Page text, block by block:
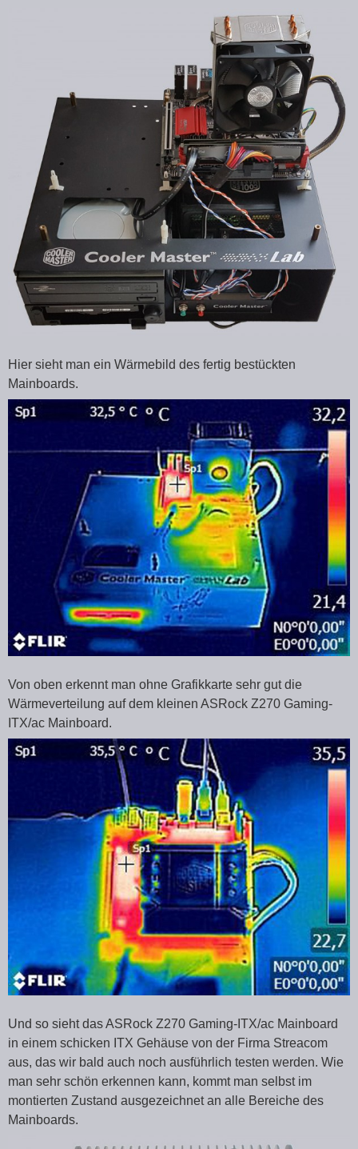
Hier sieht man ein Wärmebild des fertig bestückten
Mainboards.
Von oben erkennt man ohne Grafikkarte sehr gut die
Wärmeverteilung auf dem kleinen ASRock Z270 Gaming-
ITX/ac Mainboard.
Und so sieht das ASRock Z270 Gaming-ITX/ac Mainboard
in einem schicken ITX Gehäuse von der Firma Streacom
aus, das wir bald auch noch ausführlich testen werden. Wie
man sehr schön erkennen kann, kommt man selbst im
montierten Zustand ausgezeichnet an alle Bereiche des
Mainboards.